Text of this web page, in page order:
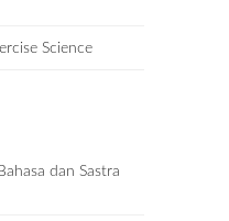
Science
dan Sastra